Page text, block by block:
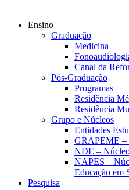
Ensino
Graduação
Medicina
Canal da
Pós-Graduação
Programas
Residência
Residência
Grupo e Núcleos
Entidades
GRAPEME –
NDE –
NAPES –
Educação em
Pesquisa